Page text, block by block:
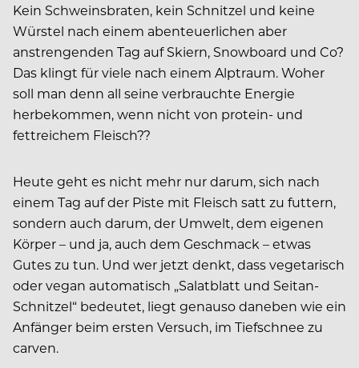
Kein Schweinsbraten, kein Schnitzel und keine
Würstel nach einem abenteuerlichen aber
anstrengenden Tag auf Skiern, Snowboard und Co?
Das klingt für viele nach einem Alptraum. Woher
soll man denn all seine verbrauchte Energie
herbekommen, wenn nicht von protein- und
fettreichem Fleisch??
Heute geht es nicht mehr nur darum, sich nach
einem Tag auf der Piste mit Fleisch satt zu futtern,
sondern auch darum, der Umwelt, dem eigenen
Körper – und ja, auch dem Geschmack – etwas
Gutes zu tun. Und wer jetzt denkt, dass vegetarisch
oder vegan automatisch „Salatblatt und Seitan-
Schnitzel“ bedeutet, liegt genauso daneben wie ein
Anfänger beim ersten Versuch, im Tiefschnee zu
carven.